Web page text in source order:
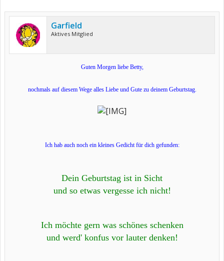
Garfield
Aktives Mitglied
Guten Morgen liebe Betty,
nochmals auf diesem Wege alles Liebe und Gute zu deinem Geburtstag.
Ich hab auch noch ein kleines Gedicht für dich gefunden:
Dein Geburtstag ist in Sicht
und so etwas vergesse ich nicht!
Ich möchte gern was schönes schenken
und werd' konfus vor lauter denken!